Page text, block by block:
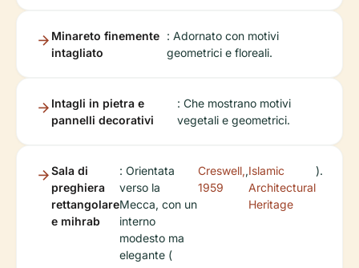
Minareto finemente
intagliato
: Adornato con motivi
geometrici e floreali.
Intagli in pietra e
pannelli decorativi
: Che mostrano motivi
vegetali e geometrici.
Sala di
preghiera
rettangolare
e mihrab
: Orientata
verso la
Mecca, con un
interno
modesto ma
elegante (
Creswell,
1959
,Islamic
Architectural
Heritage
).